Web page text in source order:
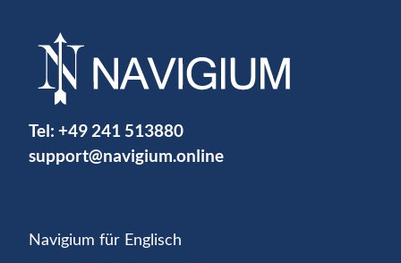
Tel: +49 241 513880
support@navigium.online
Navigium für Englisch